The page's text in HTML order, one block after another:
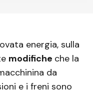
energia, sulla
modifiche che la
da
e i freni sono